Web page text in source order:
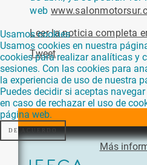
web
Leer la noticia completa
Tweet
Usamos cookies
Usamos cookies en nuestra
cookies para realizar analíticas y
sesiones. Con las cookies para
la experiencia de uso de nuestra
Puedes decidir si aceptas
en caso de rechazar el uso de
página web.
DE ACUERDO
Más